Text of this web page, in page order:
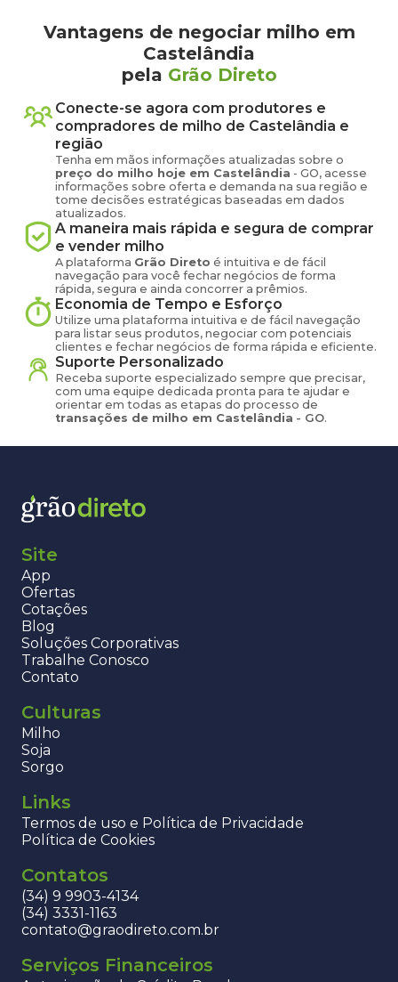
Vantagens de negociar milho em
Castelândia
pela Grão Direto
Conecte-se agora com produtores e
compradores de milho de Castelândia e
região
Tenha em mãos informações atualizadas sobre o
preço do milho hoje em Castelândia - GO, acesse
informações sobre oferta e demanda na sua região e
tome decisões estratégicas baseadas em dados
atualizados.
A maneira mais rápida e segura de comprar
e vender milho
A plataforma Grão Direto é intuitiva e de fácil
navegação para você fechar negócios de forma
rápida, segura e ainda concorrer a prêmios.
Economia de Tempo e Esforço
Utilize uma plataforma intuitiva e de fácil navegação
para listar seus produtos, negociar com potenciais
clientes e fechar negócios de forma rápida e eficiente.
Suporte Personalizado
Receba suporte especializado sempre que precisar,
com uma equipe dedicada pronta para te ajudar e
orientar em todas as etapas do processo de
transações de milho em Castelândia - GO.
Site
App
Ofertas
Cotações
Blog
Soluções Corporativas
Trabalhe Conosco
Contato
Culturas
Milho
Soja
Sorgo
Links
Termos de uso e Política de Privacidade
Política de Cookies
Contatos
(34) 9 9903-4134
(34) 3331-1163
contato@graodireto.com.br
Serviços Financeiros